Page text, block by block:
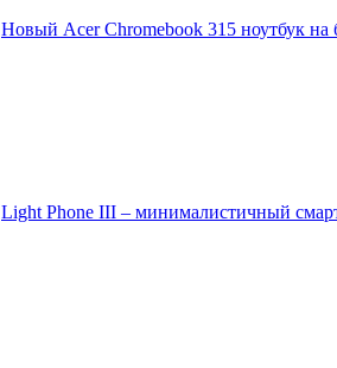
Новый Acer Chromebook 315 ноутбук на
Light Phone III – минималистичный